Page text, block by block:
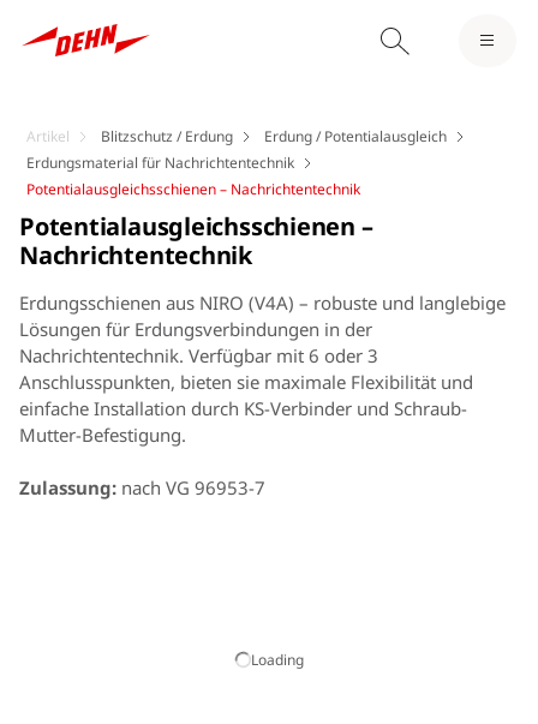
Artikel Blitzschutz / Erdung
Erdung / Potentialausgleich
Erdungsmaterial für Nachrichtentechnik
Potentialausgleichsschienen – Nachrichtentechnik
Loading
Potentialausgleichsschienen –
Nachrichtentechnik
Erdungsschienen aus NIRO (V4A) – robuste und langlebige
Lösungen für Erdungsverbindungen in der
Nachrichtentechnik. Verfügbar mit 6 oder 3
Anschlusspunkten, bieten sie maximale Flexibilität und
einfache Installation durch KS-Verbinder und Schraub-
Mutter-Befestigung.
Zulassung: nach VG 96953-7